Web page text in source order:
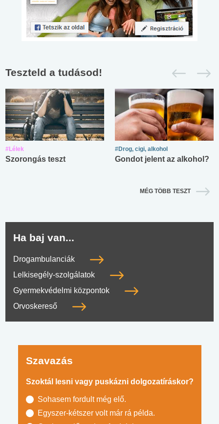
Teszteld a tudásod!
#Lélek
Szorongás teszt
#Drog, cigi, alkohol
Gondot jelent az alkohol?
MÉG TÖBB TESZT
Ha baj van...
Drogambulanciák
Lelkisegély-szolgálatok
Gyermekvédelmi központok
Orvoskereső
Szavazás
Szoktál lesni vagy puskázni dolgozatíráskor?
Sohasem fordult még elő.
Egyszer-kétszer volt már rá példa.